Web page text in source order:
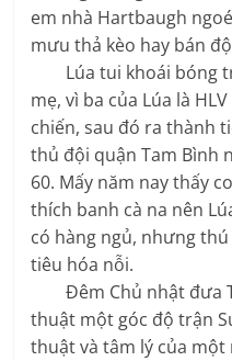
em nhà Hartbaugh
mưu thả kèo hay bán
Lúa tui khoái bóng
mẹ, vì ba của Lúa là
chiến, sau đó ra thành
thủ đội quận Tam Bình
60. Mấy năm nay thấy
thích banh cà na nên
có hàng ngủ, nhưng
tiêu hóa nỗi.
Đêm Chủ nhật đưa
thuật một góc độ trận
thuật và tâm lý của